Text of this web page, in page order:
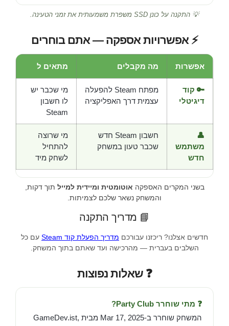
💡 התקנה על כונן SSD משפרת משמעותית את זמני הטעינה.
⚡ אפשרויות אספקה — אתם בוחרים
אפשרות מה מקבלים מתאים ל
🔑 קוד
דיגיטלי
מפתח Steam להפעלה
עצמית דרך האפליקציה
מי שכבר יש
לו חשבון
Steam
👤
משתמש
חדש
חשבון Steam חדש
שכבר טעון במשחק
מי שרוצה
להתחיל
לשחק מיד
בשני המקרים האספקה אוטומטית ומיידית למייל תוך דקות,
והמשחק נשאר שלכם לצמיתות.
📘 מדריך התקנה
חדשים אצלנו? ריכזנו עבורכם מדריך הפעלת קוד Steam
עם כל
השלבים בעברית — מהרכישה ועד שאתם בתוך המשחק.
❓ שאלות נפוצות
❓ מתי שוחרר Party Club?
המשחק שוחרר ב-Mar 17, 2025 מבית GameDev.ist,